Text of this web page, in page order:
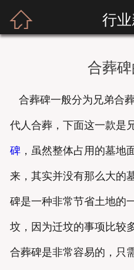
 行业
合葬
合葬碑一般分为兄弟合
代人合葬，下面这一款是
碑，虽然整体占用的墓地
来，其实并没有那么大的
碑是一种非常节省土地的
坟，因为迁坟的事项比较
合葬碑是非常容易的，只